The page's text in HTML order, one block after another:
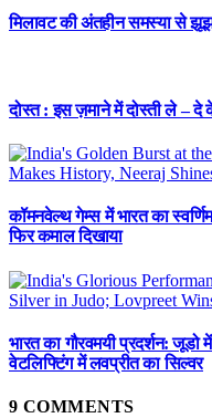
मिलावट की अंतहीन समस्या से
दोस्त : इस ज़माने में दोस्ती ले – दे
कॉमनवेल्थ गेम्स में भारत का
फिर कमाल दिखाया
भारत का गौरवमयी प्रदर्शन:
वेटलिफ्टिंग में लवप्रीत का सिल्वर
9 COMMENTS